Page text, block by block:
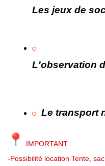
Les jeux de
L'observation
Le transport
IMPORTANT :
-Possibilité location Tente,